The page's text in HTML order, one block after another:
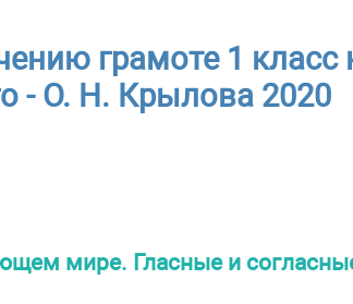
грамоте 1 класс
- О. Н. Крылова 2020
мире. Гласные и